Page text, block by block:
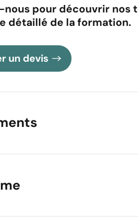
pour découvrir nos
détaillé de la formation.
un devis
Votre message
Academy de la
adresser ses